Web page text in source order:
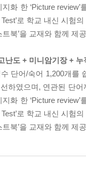
화 한 ‘Picture
로 학교 내신 시
트북’을 교재와 함께 제
난도 + 미니암기장 +
단어/숙어 1,200개를
하였으며, 연관된 단
화 한 ‘Picture
로 학교 내신 시
트북’을 교재와 함께 제